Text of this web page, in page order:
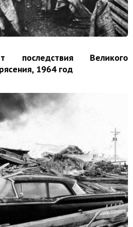
последствия Великого
1964 год